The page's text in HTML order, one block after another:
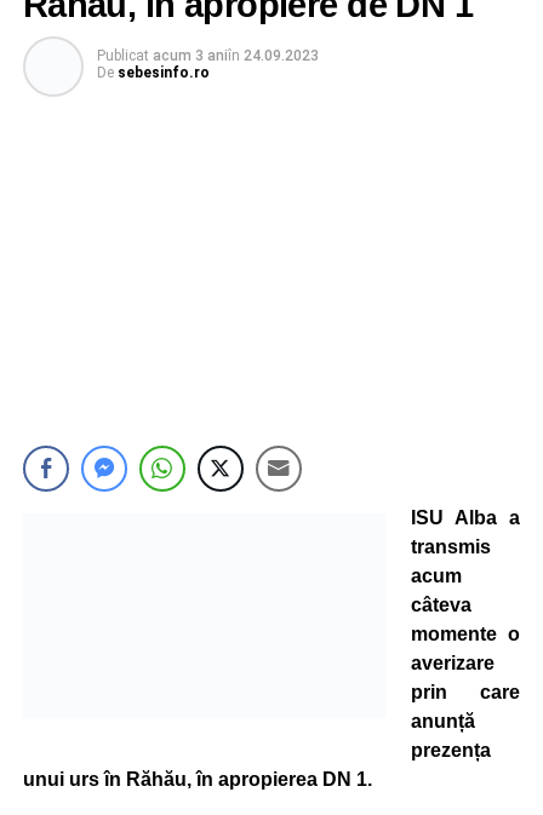
Publicat acum 3 aniîn 24.09.2023
De sebesinfo.ro
ISU Alba a
transmis
acum
câteva
momente o
averizare
prin care
anunță
prezența
unui urs în Răhău, în apropierea DN 1.